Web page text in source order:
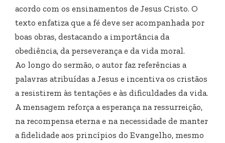
acordo com os ensinamentos de Jesus Cristo. O
texto enfatiza que a fé deve ser acompanhada por
boas obras, destacando a importância da
obediência, da perseverança e da vida moral.
Ao longo do sermão, o autor faz referências a
palavras atribuídas a Jesus e incentiva os cristãos
a resistirem às tentações e às dificuldades da vida.
A mensagem reforça a esperança na ressurreição,
na recompensa eterna e na necessidade de manter
a fidelidade aos princípios do Evangelho, mesmo